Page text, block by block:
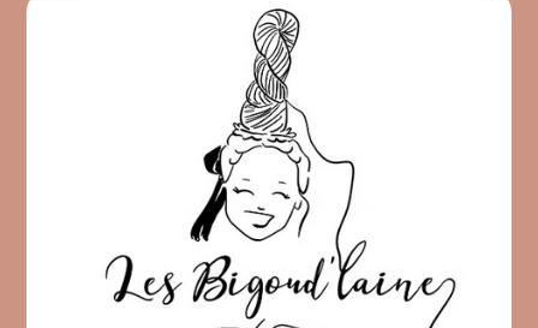
ainsi que Rifle Paper Co pour la
Papeterie !
Découvrir la boutique